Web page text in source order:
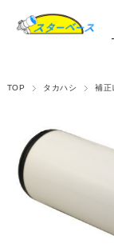
TOP タカハシ 補正